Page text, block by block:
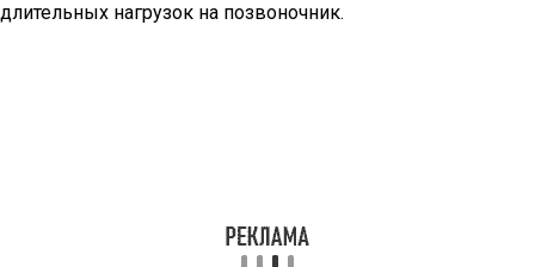
длительных нагрузок на позвоночник.